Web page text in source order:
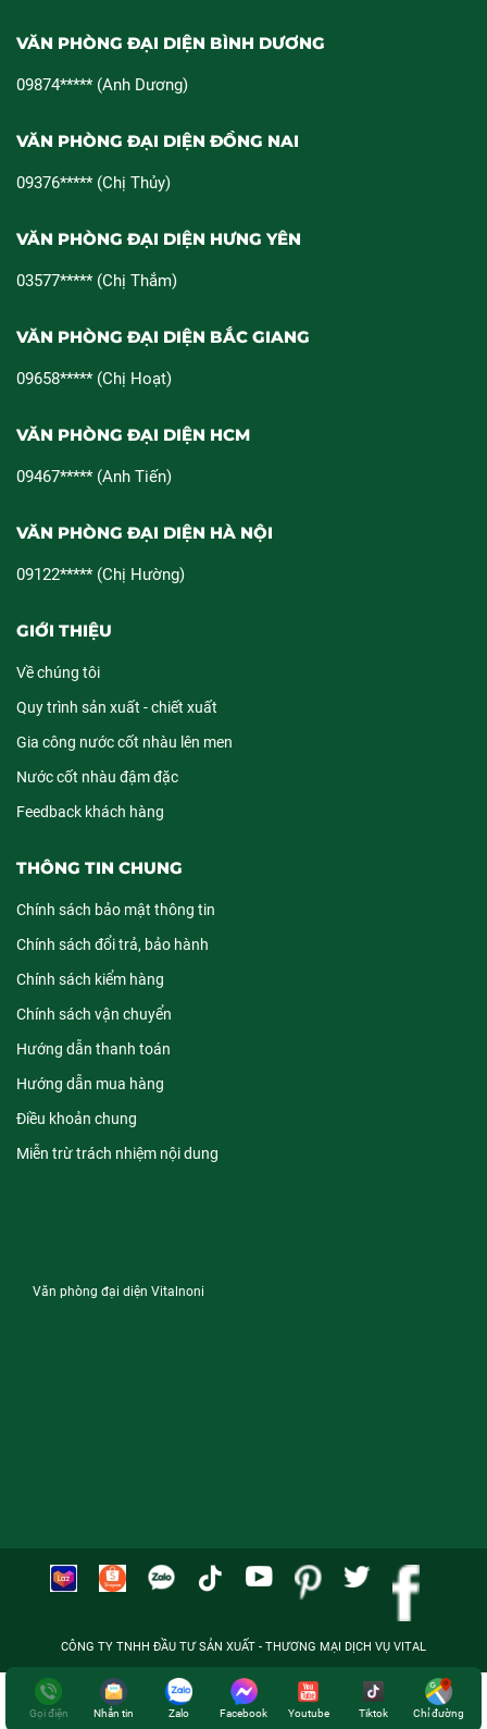
VĂN PHÒNG ĐẠI DIỆN BÌNH DƯƠNG
09874***** (Anh Dương)
VĂN PHÒNG ĐẠI DIỆN ĐỒNG NAI
09376***** (Chị Thủy)
VĂN PHÒNG ĐẠI DIỆN HƯNG YÊN
03577***** (Chị Thắm)
VĂN PHÒNG ĐẠI DIỆN BẮC GIANG
09658***** (Chị Hoạt)
VĂN PHÒNG ĐẠI DIỆN HCM
09467***** (Anh Tiến)
VĂN PHÒNG ĐẠI DIỆN HÀ NỘI
09122***** (Chị Hường)
GIỚI THIỆU
Về chúng tôi
Quy trình sản xuất - chiết xuất
Gia công nước cốt nhàu lên men
Nước cốt nhàu đậm đặc
Feedback khách hàng
THÔNG TIN CHUNG
Chính sách bảo mật thông tin
Chính sách đổi trả, bảo hành
Chính sách kiểm hàng
Chính sách vận chuyển
Hướng dẫn thanh toán
Hướng dẫn mua hàng
Điều khoản chung
Miễn trừ trách nhiệm nội dung
Văn phòng đại diện Vitalnoni
CÔNG TY TNHH ĐẦU TƯ SẢN XUẤT - THƯƠNG MẠI DỊCH VỤ VITAL
Gọi điện Nhắn tin Zalo Facebook Youtube Tiktok Chỉ đường